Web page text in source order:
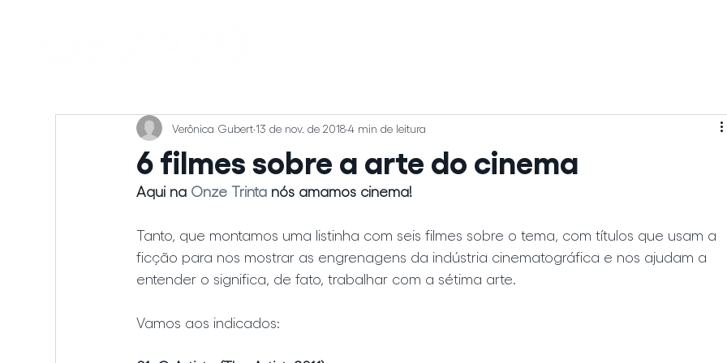
6 filmes sobre a arte do cinema
Verônica Gubert13 de nov. de 20184 min de leitura
Aqui na Onze Trinta nós amamos cinema!
Tanto, que montamos uma listinha com seis filmes sobre o tema, com títulos que usam a
ficção para nos mostrar as engrenagens da indústria cinematográfica e nos ajudam a
entender o significa, de fato, trabalhar com a sétima arte.
Vamos aos indicados: